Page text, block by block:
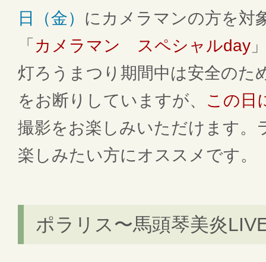
日（金） にカメラマンの方を対
「 カメラマン スペシャルday
灯ろうまつり期間中は安全のた
をお断りしていますが、 この日
撮影をお楽しみいただけます。
楽しみたい方にオススメです。
ポラリス〜馬頭琴美炎